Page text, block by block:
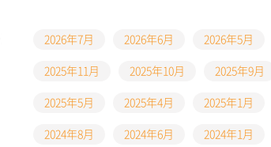
2026年7月 2026年6月 2026年5月
2025年11月 2025年10月 2025年9月
2025年5月 2025年4月 2025年1月
2024年8月 2024年6月 2024年1月